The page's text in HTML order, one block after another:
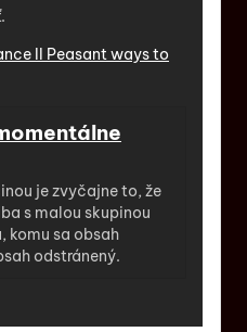
II Peasant ways to
je zvyčajne to, že
s malou skupinou
komu sa obsah
odstránený.